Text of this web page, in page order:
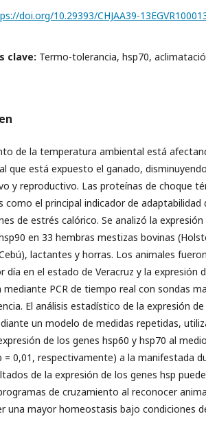
doi.org/10.29393/CHJAA39-
clave: Termo-tolerancia, hsp70,
de la temperatura ambiental está
que está expuesto el ganado,
y reproductivo. Las proteínas de choque
como el principal indicador de adaptabilidad
de estrés calórico. Se analizó la
en 33 hembras mestizas bovinas
lactantes y horras. Los animales
día en el estado de Veracruz y la expresión
mediante PCR de tiempo real con sondas
El análisis estadístico de la expresión
un modelo de medidas repetidas,
de los genes hsp60 y hsp70 al
= 0,01, respectivamente) a la manifestada
de la expresión de los genes hsp
de cruzamiento al reconocer
una mayor homeostasis bajo condiciones